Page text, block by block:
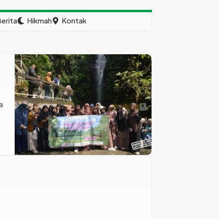
Hikmah Kontak